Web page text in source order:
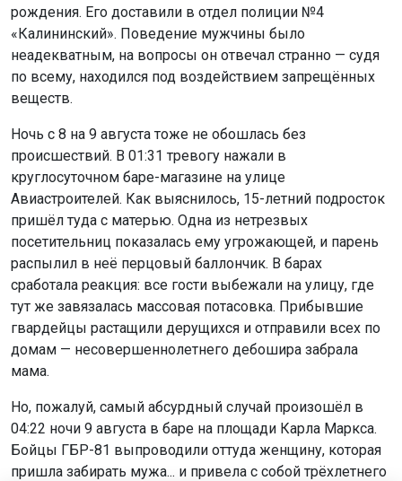
рождения. Его доставили в отдел полиции №4
«Калининский». Поведение мужчины было
неадекватным, на вопросы он отвечал странно — судя
по всему, находился под воздействием запрещённых
веществ.
Ночь с 8 на 9 августа тоже не обошлась без
происшествий. В 01:31 тревогу нажали в
круглосуточном баре-магазине на улице
Авиастроителей. Как выяснилось, 15-летний подросток
пришёл туда с матерью. Одна из нетрезвых
посетительниц показалась ему угрожающей, и парень
распылил в неё перцовый баллончик. В барах
сработала реакция: все гости выбежали на улицу, где
тут же завязалась массовая потасовка. Прибывшие
гвардейцы растащили дерущихся и отправили всех по
домам — несовершеннолетнего дебошира забрала
мама.
Но, пожалуй, самый абсурдный случай произошёл в
04:22 ночи 9 августа в баре на площади Карла Маркса.
Бойцы ГБР-81 выпроводили оттуда женщину, которая
пришла забирать мужа... и привела с собой трёхлетнего